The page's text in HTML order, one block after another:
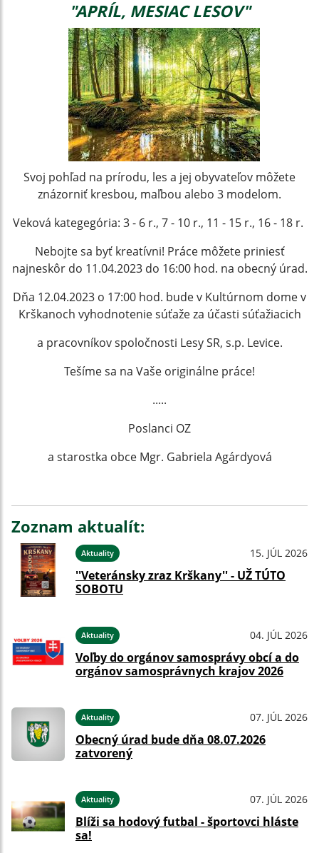
"APRÍL, MESIAC LESOV"
Svoj pohľad na prírodu, les a jej obyvateľov môžete
znázorniť kresbou, maľbou alebo 3 modelom.
Veková kategegória: 3 - 6 r., 7 - 10 r., 11 - 15 r., 16 - 18 r.
Nebojte sa byť kreatívni! Práce môžete priniesť
najneskôr do 11.04.2023 do 16:00 hod. na obecný úrad.
Dňa 12.04.2023 o 17:00 hod. bude v Kultúrnom dome v
Krškanoch vyhodnotenie súťaže za účasti súťažiacich
a pracovníkov spoločnosti Lesy SR, s.p. Levice.
Tešíme sa na Vaše originálne práce!
.....
Poslanci OZ
a starostka obce Mgr. Gabriela Agárdyová
Zoznam aktualít:
Aktuality 15. JÚL 2026
''Veteránsky zraz Krškany'' - UŽ TÚTO
SOBOTU
Aktuality 04. JÚL 2026
Voľby do orgánov samosprávy obcí a do
orgánov samosprávnych krajov 2026
Aktuality 07. JÚL 2026
Obecný úrad bude dňa 08.07.2026
zatvorený
Aktuality 07. JÚL 2026
Blíži sa hodový futbal - športovci hláste
sa!